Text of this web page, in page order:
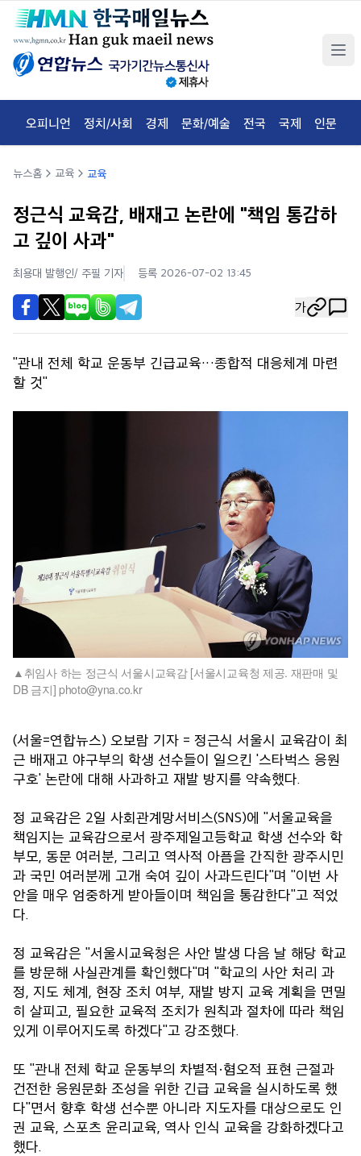
오피니언 정치/사회 경제 문화/예술 전국 국제 인문
뉴스홈 교육 교육
정근식 교육감, 배재고 논란에 "책임 통감하
고 깊이 사과"
최용대 발행인/ 주필 기자 등록 2026-07-02 13:45
가
"관내 전체 학교 운동부 긴급교육…종합적 대응체계 마련
할 것"
취임사 하는 정근식 서울시교육감 [서울시교육청 제공. 재판매 및
DB 금지] photo@yna.co.kr
(서울=연합뉴스) 오보람 기자 = 정근식 서울시 교육감이 최
근 배재고 야구부의 학생 선수들이 일으킨 '스타벅스 응원
구호' 논란에 대해 사과하고 재발 방지를 약속했다.
정 교육감은 2일 사회관계망서비스(SNS)에 "서울교육을
책임지는 교육감으로서 광주제일고등학교 학생 선수와 학
부모, 동문 여러분, 그리고 역사적 아픔을 간직한 광주시민
과 국민 여러분께 고개 숙여 깊이 사과드린다"며 "이번 사
안을 매우 엄중하게 받아들이며 책임을 통감한다"고 적었
다.
정 교육감은 "서울시교육청은 사안 발생 다음 날 해당 학교
를 방문해 사실관계를 확인했다"며 "학교의 사안 처리 과
정, 지도 체계, 현장 조치 여부, 재발 방지 교육 계획을 면밀
히 살피고, 필요한 교육적 조치가 원칙과 절차에 따라 책임
있게 이루어지도록 하겠다"고 강조했다.
또 "관내 전체 학교 운동부의 차별적·혐오적 표현 근절과
건전한 응원문화 조성을 위한 긴급 교육을 실시하도록 했
다"면서 향후 학생 선수뿐 아니라 지도자를 대상으로도 인
권 교육, 스포츠 윤리교육, 역사 인식 교육을 강화하겠다고
했다.